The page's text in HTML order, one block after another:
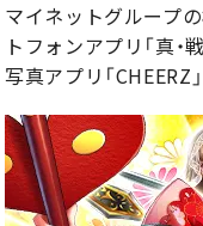
マイネットグループ
トフォンアプリ「真
写真アプリ「